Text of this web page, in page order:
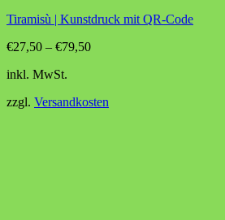
Tiramisù | Kunstdruck mit QR-Code
€27,50 – €79,50
inkl. MwSt.
zzgl. Versandkosten